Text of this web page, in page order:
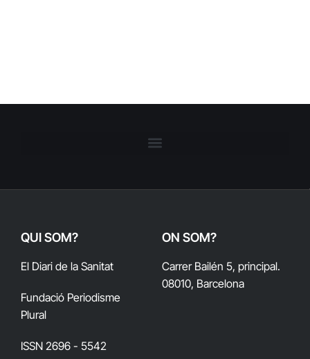
QUI SOM?
El Diari de la Sanitat
Fundació Periodisme
Plural
ISSN 2696 - 5542
ON SOM?
Carrer Bailén 5, principal.
08010, Barcelona